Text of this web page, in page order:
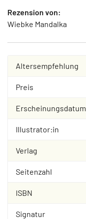
Rezension von:
Wiebke Mandalka
Altersempfehlung
Preis
Erscheinungsdatum
Illustrator:in
Verlag
Seitenzahl
ISBN
Signatur